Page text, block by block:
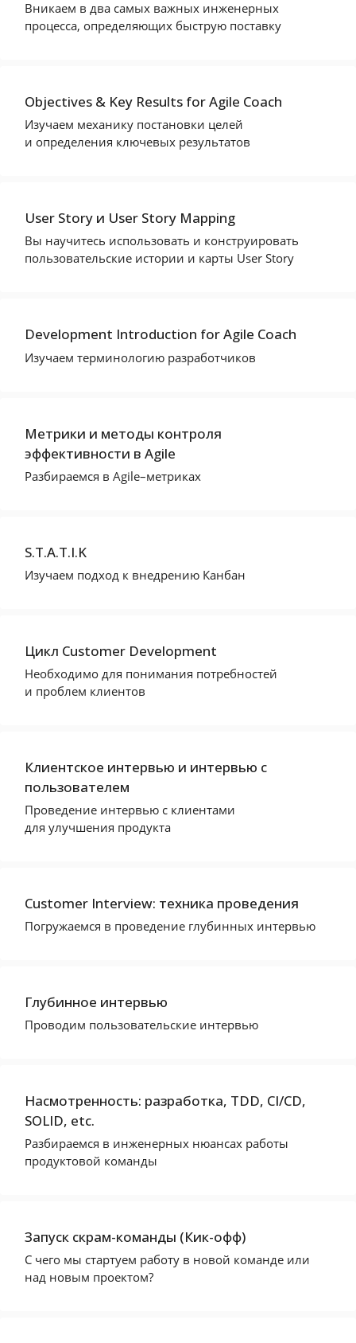
Вникаем в два самых важных инженерных
процесса, определяющих быструю поставку
Objectives & Key Results for Agile Coach
Изучаем механику постановки целей
и определения ключевых результатов
User Story и User Story Mapping
Вы научитесь использовать и конструировать
пользовательские истории и карты User Story
Development Introduction for Agile Coach
Изучаем терминологию разработчиков
Метрики и методы контроля
эффективности в Agile
Разбираемся в Agile–метриках
S.T.A.T.I.K
Изучаем подход к внедрению Канбан
Цикл Customer Development
Необходимо для понимания потребностей
и проблем клиентов
Клиентское интервью и интервью с
пользователем
Проведение интервью с клиентами
для улучшения продукта
Customer Interview: техника проведения
Погружаемся в проведение глубинных интервью
Глубинное интервью
Проводим пользовательские интервью
Насмотренность: разработка, TDD, CI/CD,
SOLID, etс.
Разбираемся в инженерных нюансах работы
продуктовой команды
Запуск скрам-команды (Кик-офф)
С чего мы стартуем работу в новой команде или
над новым проектом?